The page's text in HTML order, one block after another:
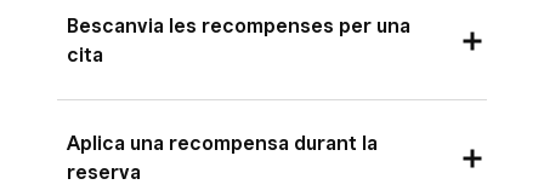
Bescanvia les recompenses per una
cita
Reserves activat o des de l’aplicació de TPV de
Cites Square:
Aplica una recompensa durant la
reserva